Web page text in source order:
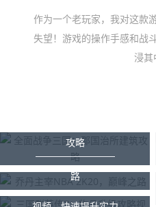
作为一个老玩家，我对这款
失望！游戏的操作手感和战
浸其
攻略
2026-04-15 14:30:00
乔丹主宰NBA 2K20，巅峰之
路
三国群英传7：物品升级攻略